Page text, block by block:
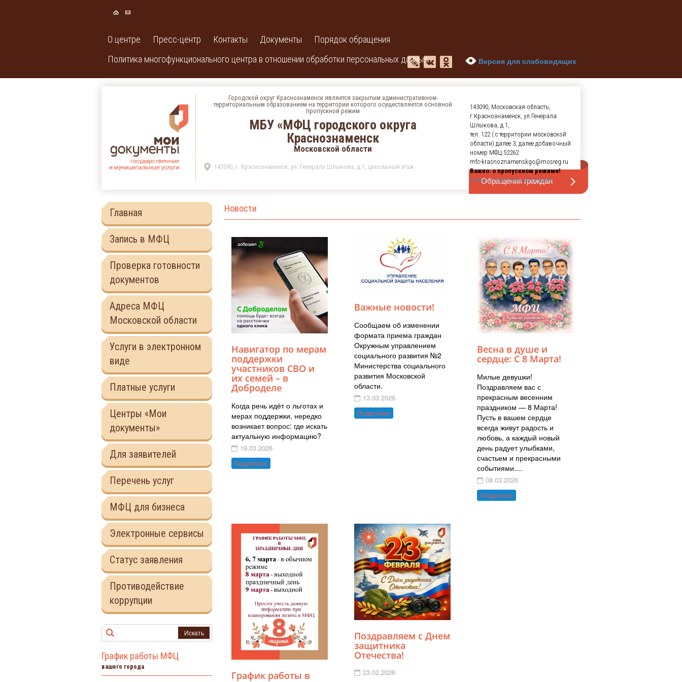
О центре Пресс-центр Контакты Документы
Порядок обращения
Политика многофункционального центра в отношении обработки персональных данных
Версия для слабовидящих
Городской округ Краснознаменск является закрытым административном-
территориальным образованием на территории которого осуществляется основной
пропускной режим
МБУ «МФЦ городского округа
Краснознаменск
Московской области
143090, г. Краснознаменск, ул. Генерала Шлыкова, д.1, цокольный этаж
143090, Московская область,
г.Краснознаменск, ул.Генерала
Шлыкова, д.1,
тел. 122 ( с территории московской
области) далее 3, далее добавочный
номер МФЦ:52262
mfc-krasnoznamenskgo@mosreg.ru
Важно: о пропускном режиме!
Читать о пропускном режиме
Обращения граждан
Главная
Запись в МФЦ
Проверка готовности
документов
Адреса МФЦ
Московской области
Услуги в электронном
виде
Платные услуги
Центры «Мои
документы»
Для заявителей
Перечень услуг
МФЦ для бизнеса
Электронные сервисы
Статус заявления
Противодействие
коррупции
Искать
График работы МФЦ
вашего города
Новости
Навигатор по мерам
поддержки
участников СВО и
их семей – в
Доброделе
Когда речь идёт о льготах и
мерах поддержки, нередко
возникает вопрос: где искать
актуальную информацию?
19.03.2026
Подробнее
Важные новости!
Сообщаем об изменении
формата приема граждан
Окружным управлением
социального развития №2
Министерства социального
развития Московской
области.
13.03.2026
Подробнее
Весна в душе и
сердце: С 8 Марта!
Милые девушки!
Поздравляем вас с
прекрасным весенним
праздником — 8 Марта!
Пусть в вашем сердце
всегда живут радость и
любовь, а каждый новый
день радует улыбками,
счастьем и прекрасными
событиями....
08.03.2026
Подробнее
График работы в
Поздравляем с Днем
защитника
Отечества!
23.02.2026